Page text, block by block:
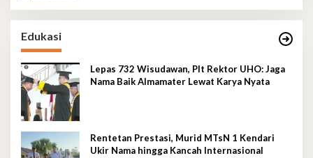
Edukasi
Lepas 732 Wisudawan, Plt Rektor UHO: Jaga
Nama Baik Almamater Lewat Karya Nyata
Rentetan Prestasi, Murid MTsN 1 Kendari
Ukir Nama hingga Kancah Internasional